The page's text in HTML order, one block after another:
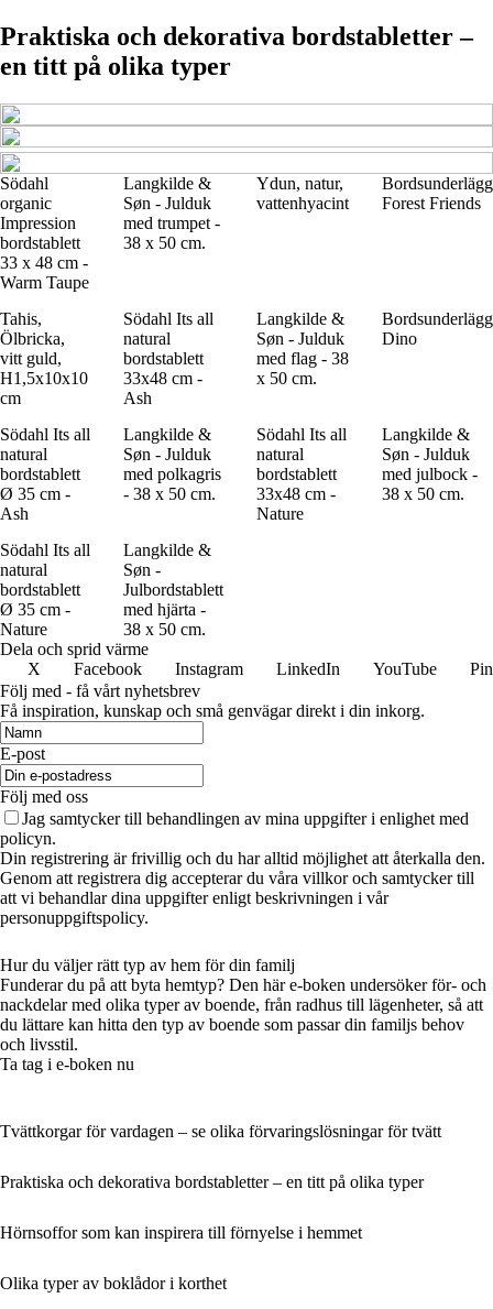
Praktiska och dekorativa bordstabletter –
en titt på olika typer
Södahl
organic
Impression
bordstablett
33 x 48 cm -
Warm Taupe
Langkilde &
Søn - Julduk
med trumpet -
38 x 50 cm.
Ydun, natur,
vattenhyacint
Bordsunderlägg
Forest Friends
Tahis,
Ölbricka,
vitt guld,
H1,5x10x10
cm
Södahl Its all
natural
bordstablett
33x48 cm -
Ash
Langkilde &
Søn - Julduk
med flag - 38
x 50 cm.
Bordsunderlägg
Dino
Södahl Its all
natural
bordstablett
Ø 35 cm -
Ash
Langkilde &
Søn - Julduk
med polkagris
- 38 x 50 cm.
Södahl Its all
natural
bordstablett
33x48 cm -
Nature
Langkilde &
Søn - Julduk
med julbock -
38 x 50 cm.
Södahl Its all
natural
bordstablett
Ø 35 cm -
Nature
Langkilde &
Søn -
Julbordstablett
med hjärta -
38 x 50 cm.
Dela och sprid värme
X
Facebook Instagram LinkedIn YouTube
Följ med - få vårt nyhetsbrev
Få inspiration, kunskap och små genvägar direkt i din inkorg.
E-post
Följ med oss
Jag samtycker till behandlingen av mina uppgifter i enlighet med
policyn.
Din registrering är frivillig och du har alltid möjlighet att återkalla den.
Genom att registrera dig accepterar du våra villkor och samtycker till
att vi behandlar dina uppgifter enligt beskrivningen i vår
personuppgiftspolicy.
Hur du väljer rätt typ av hem för din familj
Funderar du på att byta hemtyp? Den här e-boken undersöker för- och
nackdelar med olika typer av boende, från radhus till lägenheter, så att
du lättare kan hitta den typ av boende som passar din familjs behov
och livsstil.
Ta tag i e-boken nu
Tvättkorgar för vardagen – se olika förvaringslösningar för tvätt
Praktiska och dekorativa bordstabletter – en titt på olika typer
Hörnsoffor som kan inspirera till förnyelse i hemmet
Olika typer av boklådor i korthet